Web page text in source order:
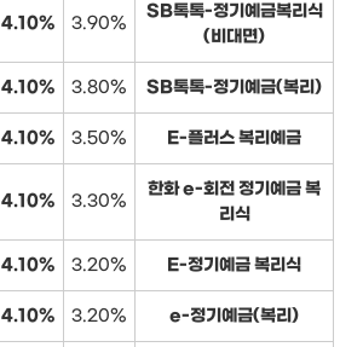
4.10% 3.90%
SB톡톡-정기예금복리식
(비대면)
4.10% 3.80% SB톡톡-정기예금(복리)
4.10% 3.50% E-플러스 복리예금
4.10% 3.30%
한화 e-회전 정기예금 복
리식
4.10% 3.20% E-정기예금 복리식
4.10% 3.20% e-정기예금(복리)